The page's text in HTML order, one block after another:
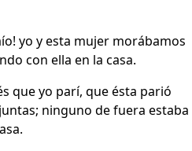
yo y esta mujer morábamos
con ella en la casa.
que yo parí, que ésta parió
ninguno de fuera estaba